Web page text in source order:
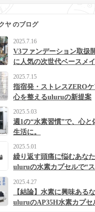
ヤ のブログ
2025.7.16
V3ファンデーション取扱
に人気の次世代ベースメ
2025.7.15
指宿発・ストレスZERO
心を整えるuluruの新提案
2025.5.03
週1の“水素習慣”で、心と
生活に。
2025.5.01
繰り返す頭痛に悩むあな
uluruの水素カプセルで“
2025.4.27
【結論】水素に興味ある
uluruのAP35H水素カプセ